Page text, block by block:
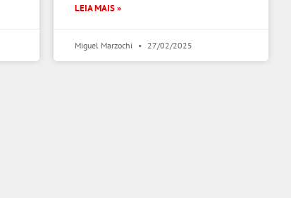
LEIA MAIS »
Miguel Marzochi 27/02/2025